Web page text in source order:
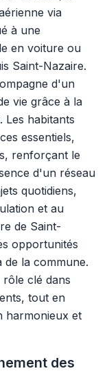
via
à une
en voiture ou
Saint-Nazaire.
d'un
vie grâce à la
Les habitants
essentiels,
renforçant le
d'un réseau
quotidiens,
et au
de Saint-
opportunités
de la commune.
rôle clé dans
tout en
harmonieux et
des